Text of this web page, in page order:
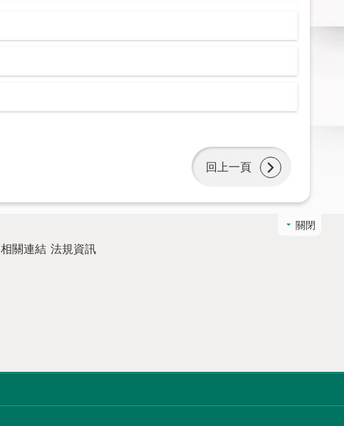
回上一頁
關閉
相關連結 法規資訊